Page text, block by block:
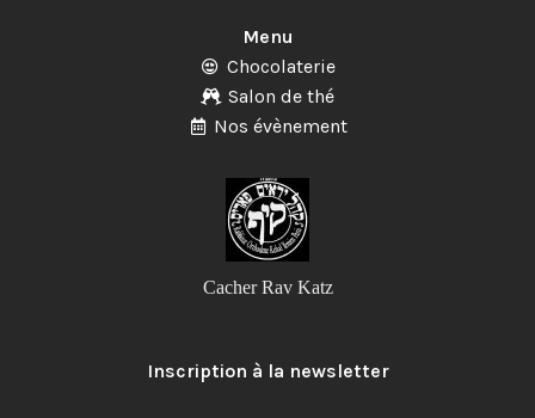
Menu
Chocolaterie
Salon de thé
Nos évènement
Cacher Rav Katz
Inscription à la newsletter